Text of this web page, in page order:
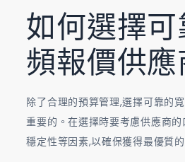
如何選擇
頻報價供應
除了合理的預算管理,選擇可靠的
重要的。在選擇時要考慮供應商
穩定性等因素,以確保獲得最優質的